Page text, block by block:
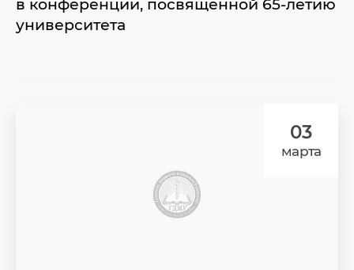
в конференции, посвященной 65-летию
университета
03
марта